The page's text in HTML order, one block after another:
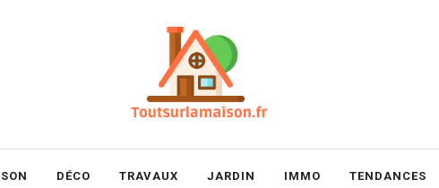
DÉCO TRAVAUX JARDIN IMMO TENDANCES